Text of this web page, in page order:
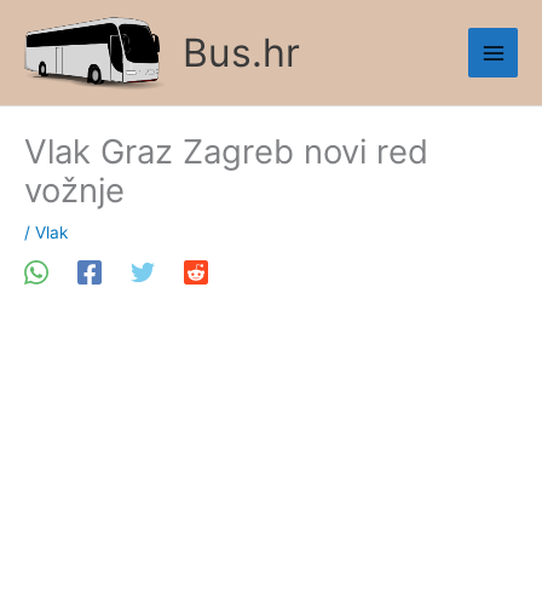
content
Bus.hr
Vlak Graz Zagreb novi red
vožnje
/ Vlak